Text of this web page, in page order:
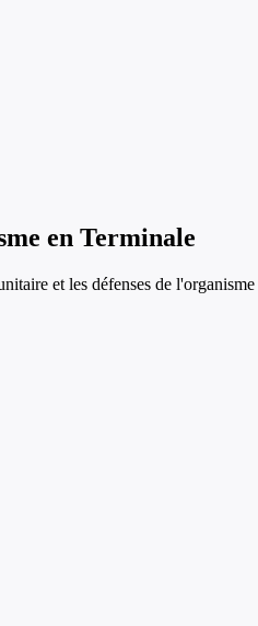
en Terminale
et les défenses de l'organisme